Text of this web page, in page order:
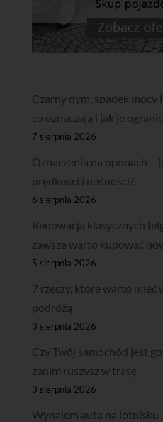
Czarny dym, spadek mocy
co oznaczają i jak je
7 sierpnia 2026
Oznaczenia na oponach –
prędkości i nośności?
6 sierpnia 2026
Renowacja klasycznych
zawsze warto kupować
5 sierpnia 2026
7 rzeczy, które warto mieć
podróżą
3 sierpnia 2026
Czy Twój samochód jest
zanim ruszysz w trasę
3 sierpnia 2026
Wynajem auta na lotnisku